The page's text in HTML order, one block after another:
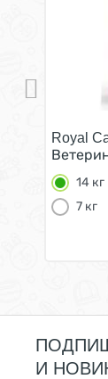
Royal
14 кг
7 кг
И